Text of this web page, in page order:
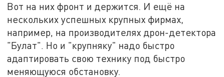
Вот на них фронт и держится. И ещё на
нескольких успешных крупных фирмах,
например, на производителях дрон-детектора
"Булат". Но и "крупняку" надо быстро
адаптировать свою технику под быстро
меняющуюся обстановку.